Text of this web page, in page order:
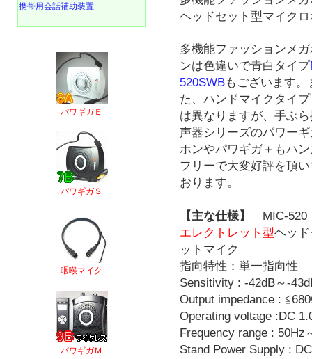
ヘッドセット型マイク
多機能ファッションメ
ンは色違いで青白タイプ
520SWBもございます。
た、ハンドマイクタイ
は異なりますが、手ぶ
声器シリーズのパワー
ホンやパワギガ＋もハ
フリーで大変好評を頂
おります。
【主な仕様】
MIC-520
エレクトレット型ヘッ
ットマイク
指向特性：単一指向性
Sensitivity : -42dB～-
Output impedance :
Operating voltage :DC
Frequency range : 50Hz
Stand Power Supply :
携帯用会話補助装置
パワギガＥ
パワギガＳ
咽喉マイク
パワギガＭ